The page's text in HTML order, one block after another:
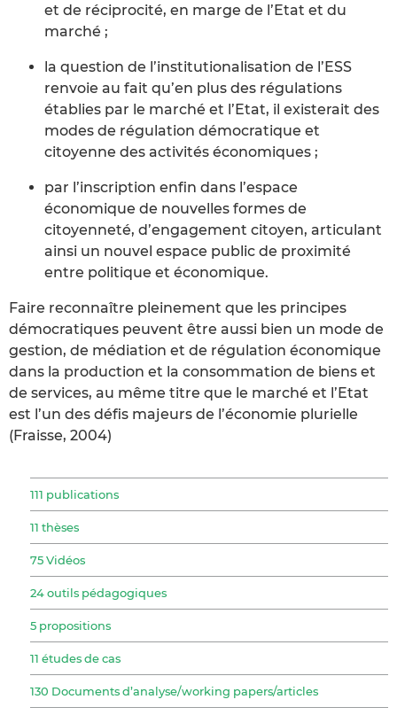
et de réciprocité, en marge de l’Etat et du
marché ;
la question de l’institutionalisation de l’ESS
renvoie au fait qu’en plus des régulations
établies par le marché et l’Etat, il existerait des
modes de régulation démocratique et
citoyenne des activités économiques ;
par l’inscription enfin dans l’espace
économique de nouvelles formes de
citoyenneté, d’engagement citoyen, articulant
ainsi un nouvel espace public de proximité
entre politique et économique.
Faire reconnaître pleinement que les principes
démocratiques peuvent être aussi bien un mode de
gestion, de médiation et de régulation économique
dans la production et la consommation de biens et
de services, au même titre que le marché et l’Etat
est l’un des défis majeurs de l’économie plurielle
(Fraisse, 2004)
111 publications
11 thèses
75 Vidéos
24 outils pédagogiques
5 propositions
11 études de cas
130 Documents d’analyse/working papers/articles